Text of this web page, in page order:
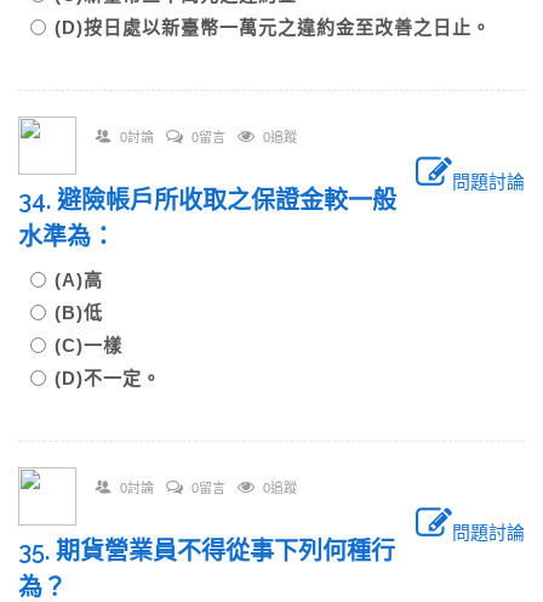
(D)按日處以新臺幣一萬元之違約金至改善之日止。
0討論 0留言 0追蹤
問題討論
34. 避險帳戶所收取之保證金較一般
水準為：
(A)高
(B)低
(C)一樣
(D)不一定。
0討論 0留言 0追蹤
問題討論
35. 期貨營業員不得從事下列何種行
為？